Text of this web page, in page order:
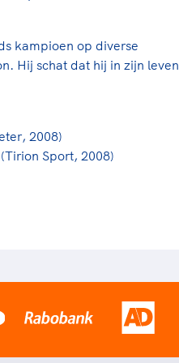
kampioen op diverse
Hij schat dat hij in zijn leven
2008)
Sport, 2008)